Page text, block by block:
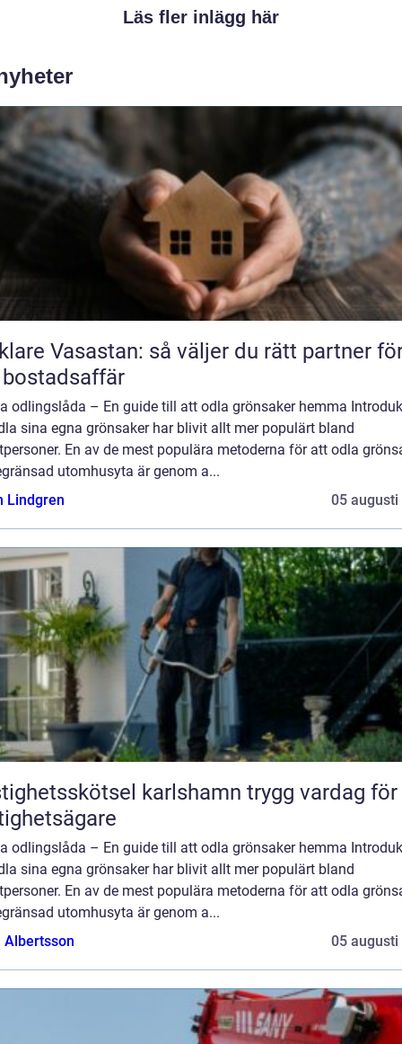
Läs fler inlägg här
Vasastan: så väljer du rätt partner
odlingslåda – En guide till att odla grönsaker hemma
sina egna grönsaker har blivit allt mer populärt bland
En av de mest populära metoderna för att odla
utomhusyta är genom a...
Lindgren
05 augusti
karlshamn trygg vardag för
odlingslåda – En guide till att odla grönsaker hemma
sina egna grönsaker har blivit allt mer populärt bland
En av de mest populära metoderna för att odla
utomhusyta är genom a...
Albertsson
05 augusti